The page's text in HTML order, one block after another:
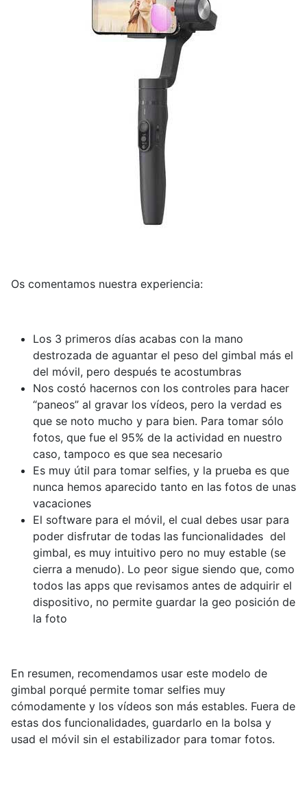
Os comentamos nuestra experiencia:
Los 3 primeros días acabas con la mano
destrozada de aguantar el peso del gimbal más el
del móvil, pero después te acostumbras
Nos costó hacernos con los controles para hacer
“paneos” al gravar los vídeos, pero la verdad es
que se noto mucho y para bien. Para tomar sólo
fotos, que fue el 95% de la actividad en nuestro
caso, tampoco es que sea necesario
Es muy útil para tomar selfies, y la prueba es que
nunca hemos aparecido tanto en las fotos de unas
vacaciones
El software para el móvil, el cual debes usar para
poder disfrutar de todas las funcionalidades del
gimbal, es muy intuitivo pero no muy estable (se
cierra a menudo). Lo peor sigue siendo que, como
todos las apps que revisamos antes de adquirir el
dispositivo, no permite guardar la geo posición de
la foto
En resumen, recomendamos usar este modelo de
gimbal porqué permite tomar selfies muy
cómodamente y los vídeos son más estables. Fuera de
estas dos funcionalidades, guardarlo en la bolsa y
usad el móvil sin el estabilizador para tomar fotos.